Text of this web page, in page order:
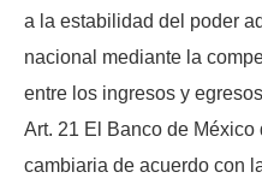
a la estabilidad del poder
nacional mediante la
entre los ingresos y
Art. 21 El Banco de México
cambiaria de acuerdo con